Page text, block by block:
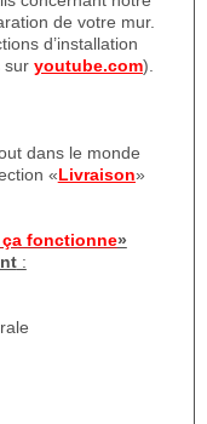
de votre mur.
d’installation
sur youtube.com).
dans le monde
«Livraison»
ça fonctionne»
: